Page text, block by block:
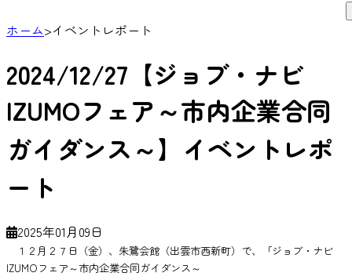
ホーム>イベントレポート
2024/12/27【ジョブ・ナビ
IZUMOフェア～市内企業合同
ガイダンス～】イベントレポ
ート
2025年01月09日
１２月２７日（金）、朱鷺会館（出雲市西新町）で、「ジョブ・ナビ
IZUMOフェア～市内企業合同ガイダンス～